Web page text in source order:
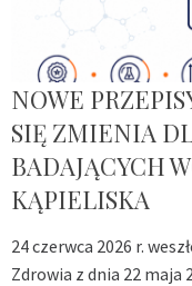
NOWE
SIĘ ZMIENIA
BADAJĄCYCH
KĄPIELISKA
24 czerwca 2026 r.
Zdrowia z dnia 22 maja